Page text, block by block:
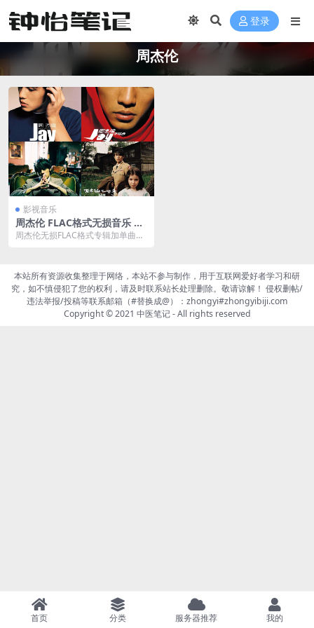
登录
周杰伦
影视音乐
周杰伦 FLAC格式无损音乐 全
集百度云网盘免费下载
周杰伦无损FLAC格式专辑加单曲等
本站所有资源收集整理于网络，本站不参与制作，用于互联网爱好者学习和研
究，如不慎侵犯了您的权利，请及时联系站长处理删除。敬请谅解！ 侵权删帖/
违法举报/投稿等联系邮箱（#替换成@）：zhongyi#zhongyibiji.com
Copyright © 2021 中医笔记- All rights reserved
首页 分类 服务器推荐 我的